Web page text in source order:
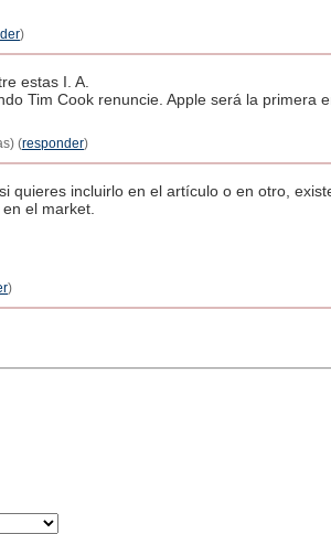
)
estas I. A.
Tim Cook renuncie. Apple será la primera
(responder)
quieres incluirlo en el artículo o en otro,
el market.
)